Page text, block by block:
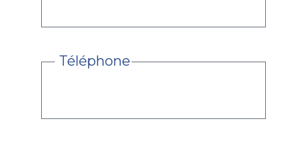
Téléphone